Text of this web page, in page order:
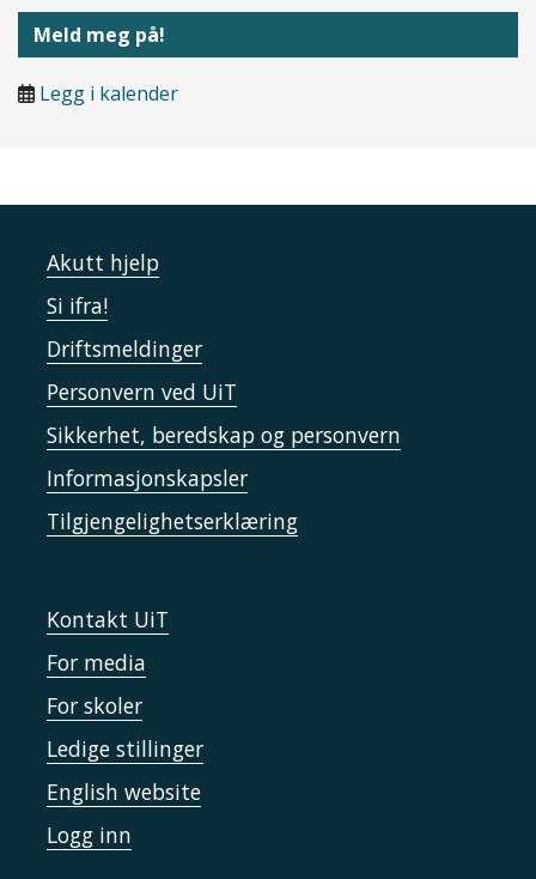
Meld meg på!
Legg i kalender
Akutt hjelp
Si ifra!
Driftsmeldinger
Personvern ved UiT
Sikkerhet, beredskap og personvern
Informasjonskapsler
Tilgjengelighetserklæring
Kontakt UiT
For media
For skoler
Ledige stillinger
English website
Logg inn